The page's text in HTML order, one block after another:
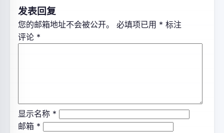
发表回复
您的邮箱地址不会被公开。 必填项已用 * 标注
评论 *
显示名称 *
邮箱 *